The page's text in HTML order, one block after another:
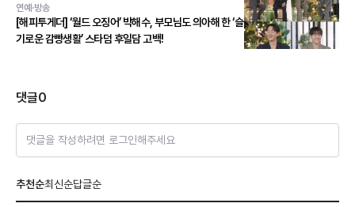
연예·방송
[해피투게더] ‘월드 오징어’ 박해수, 부모님도 의아해 한 ‘슬
기로운 감빵생활’ 스타덤 후일담 고백!
댓글0
댓글을 작성하려면 로그인해주세요
추천순최신순답글순